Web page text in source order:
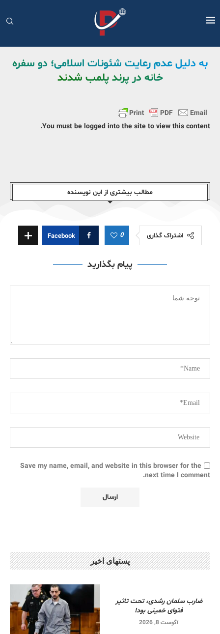
به دلیل عدم رعایت شئونات اسلامی؛ دو سفره
خانه در پرند پلمب شدند
You must be logged into the site to view this content.
مطالب بیشتری از این نویسندە
اشتراک گذاری 0
Facebook
پیام بگذارید
Save my name, email, and website in this browser for the
next time I comment.
پستهای اخیر
ضارب سلمان رشدی، تحت تاثیر
فتوای خمینی بود!
آگوست 8, 2026